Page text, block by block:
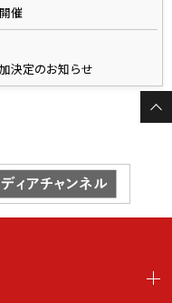
催
決定のお知らせ